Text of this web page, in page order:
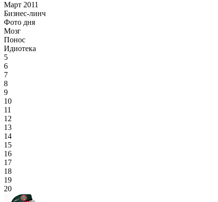
Март 2011
Бизнес-линч
Фото дня
Мозг
Понос
Идиотека
5
6
7
8
9
10
11
12
13
14
15
16
17
18
19
20